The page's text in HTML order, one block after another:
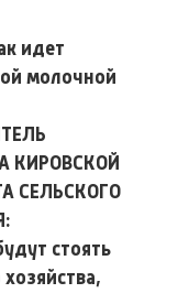
КИРОВСКОЙ
СЕЛЬСКОГО
стоять